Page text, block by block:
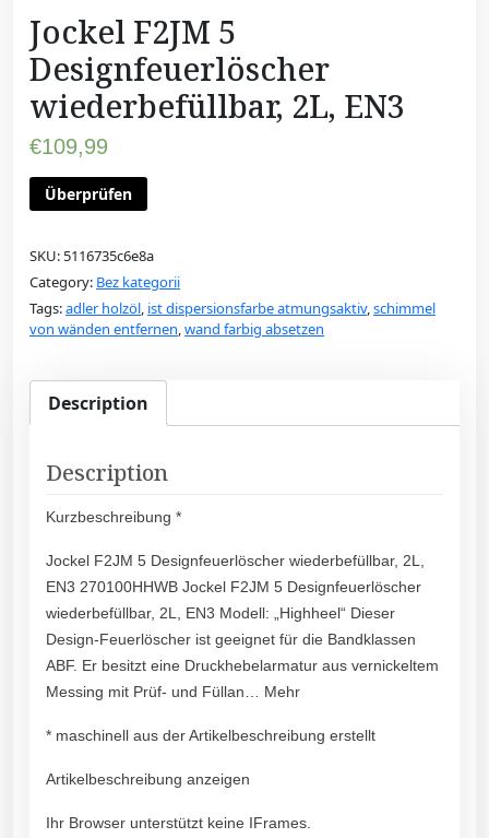
Jockel F2JM 5
Designfeuerlöscher
wiederbefüllbar, 2L, EN3
€109,99
Überprüfen
SKU: 5116735c6e8a
Category: Bez kategorii
Tags:adler holzöl, ist dispersionsfarbe atmungsaktiv,schimmel
von wänden entfernen,wand farbig absetzen
Description
Description
Kurzbeschreibung *
Jockel F2JM 5 Designfeuerlöscher wiederbefüllbar, 2L,
EN3 270100HHWB Jockel F2JM 5 Designfeuerlöscher
wiederbefüllbar, 2L, EN3 Modell: „Highheel“ Dieser
Design-Feuerlöscher ist geeignet für die Bandklassen
ABF. Er besitzt eine Druckhebelarmatur aus vernickeltem
Messing mit Prüf- und Füllan… Mehr
* maschinell aus der Artikelbeschreibung erstellt
Artikelbeschreibung anzeigen
Ihr Browser unterstützt keine IFrames.